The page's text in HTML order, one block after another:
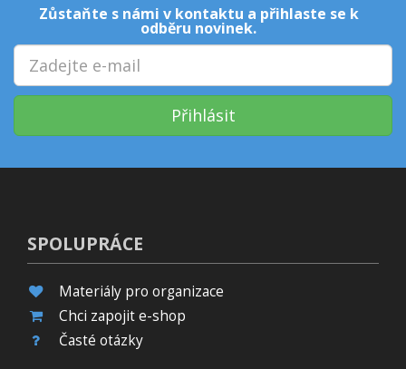
Zůstaňte s námi v kontaktu a přihlaste se k
odběru novinek.
Přihlásit
SPOLUPRÁCE
Materiály pro organizace
Chci zapojit e-shop
Časté otázky